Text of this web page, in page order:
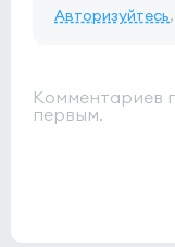
Авторизуйтесь
Комментариев
первым.